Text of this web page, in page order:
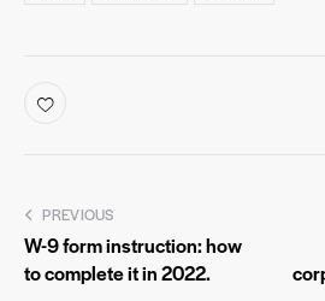
PREVIOUS
W-9 form instruction: how
to complete it in 2022.